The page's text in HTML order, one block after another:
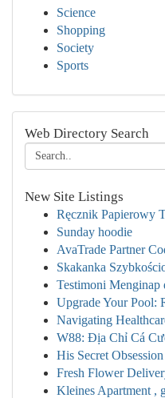
Science
Shopping
Society
Sports
Web Directory Search
New Site Listings
Ręcznik Papierowy
Sunday hoodie
AvaTrade Partner
Skakanka
Testimoni Menginap
Upgrade Your Pool:
Navigating
W88: Địa Chỉ Cá
His Secret
Fresh Flower
Kleines Apartment ,